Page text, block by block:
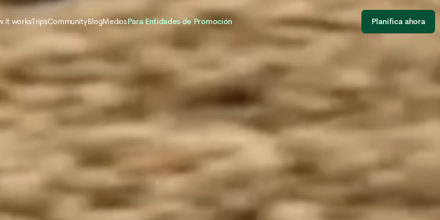
it worksTripsCommunityBlogMediosPara Entidades de Promoción Planifica ahora